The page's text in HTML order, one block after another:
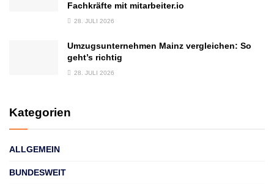
Fachkräfte mit mitarbeiter.io
28. JULI 2026
Umzugsunternehmen Mainz vergleichen: So
geht’s richtig
28. JULI 2026
Kategorien
ALLGEMEIN
BUNDESWEIT